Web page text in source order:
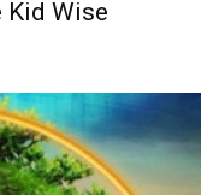
Kid Wise